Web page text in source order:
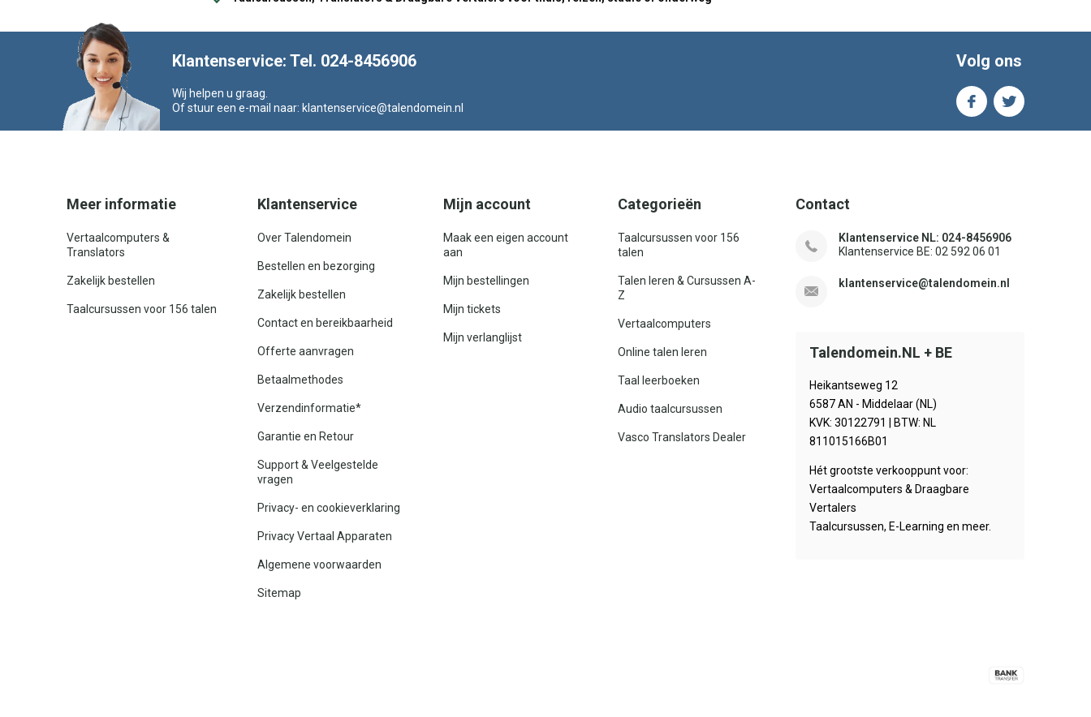
Klantenservice: Tel. 024-8456906
Wij helpen u graag.
Of stuur een e-mail naar: klantenservice@talendomein.nl
Volg ons
Meer informatie
Vertaalcomputers &
Translators
Zakelijk bestellen
Taalcursussen voor 156 talen
Klantenservice
Over Talendomein
Bestellen en bezorging
Zakelijk bestellen
Contact en bereikbaarheid
Offerte aanvragen
Betaalmethodes
Verzendinformatie*
Garantie en Retour
Support & Veelgestelde
vragen
Privacy- en cookieverklaring
Privacy Vertaal Apparaten
Algemene voorwaarden
Sitemap
Mijn account
Maak een eigen account
aan
Mijn bestellingen
Mijn tickets
Mijn verlanglijst
Categorieën
Taalcursussen voor 156
talen
Talen leren & Cursussen A-
Z
Vertaalcomputers
Online talen leren
Taal leerboeken
Audio taalcursussen
Vasco Translators Dealer
Contact
Klantenservice NL: 024-8456906
Klantenservice BE: 02 592 06 01
klantenservice@talendomein.nl
Talendomein.NL + BE
Heikantseweg 12
6587 AN - Middelaar (NL)
KVK: 30122791 | BTW: NL
811015166B01
Hét grootste verkooppunt voor:
Vertaalcomputers & Draagbare
Vertalers
Taalcursussen, E-Learning en meer.